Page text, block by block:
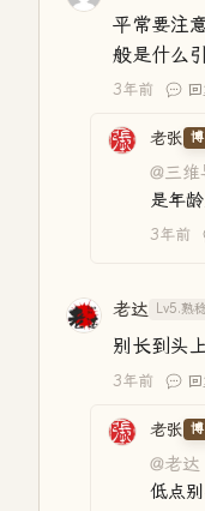
平常要注
般是什么
3年前 回
老张
@三
是年
3年前
老达 Lv5.熟
别长到头
3年前 回
老张
@老达
低点